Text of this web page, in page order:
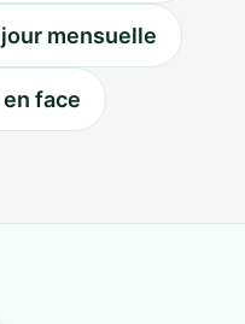
mensuelle
face